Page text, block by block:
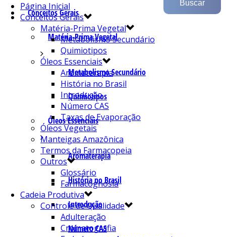
Conceitos Gerais
Matéria-Prima Vegetal
Metabolismo Secundário
Quimiotipos
Óleos Essenciais
Aromaterapia
História no Brasil
Introdução
Número CAS
Página Inicial
Conceitos Gerais
Matéria-Prima Vegetal
Metabolismo Secundário
Quimiotipos
Óleos Essenciais
Aromaterapia
História no Brasil
Introdução
Número CAS
Taxas de Evaporação
Óleos Vegetais
Manteigas Amazônica
Termos da Farmacopeia
Outros
Glossário
Farmacognosia
Cadeia Produtiva
Controle de Qualidade
Adulteração
Cromatografia